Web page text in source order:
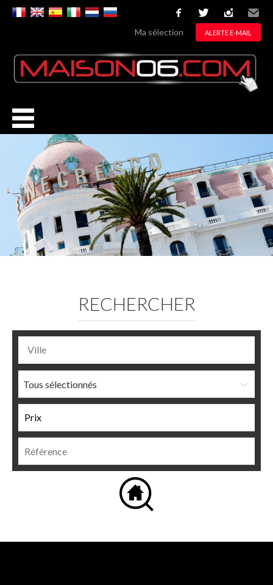
facebooktwitterinstagram
Email
Ma sélection ALERTE E-MAIL
RECHERCHER
Tous sélectionnés